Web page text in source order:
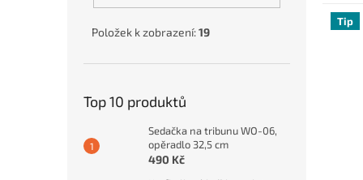
Položek k zobrazení:19
Top 10 produktů
Sedačka na tribunu WO-06,
opěradlo 32,5 cm
490 Kč
Tip